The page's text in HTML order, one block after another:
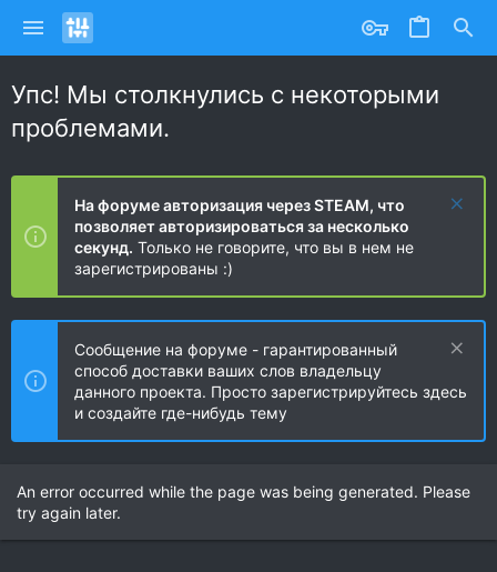
Упс! Мы столкнулись с некоторыми
проблемами.
На форуме авторизация через STEAM, что
позволяет авторизироваться за несколько
секунд. Только не говорите, что вы в нем не
зарегистрированы :)
Сообщение на форуме - гарантированный
способ доставки ваших слов владельцу
данного проекта. Просто зарегистрируйтесь здесь
и создайте где-нибудь тему
An error occurred while the page was being generated. Please
try again later.